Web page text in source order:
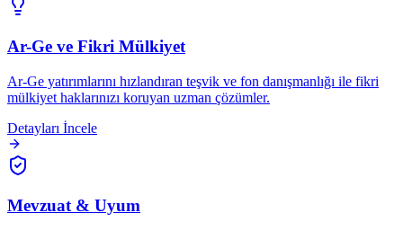
Ar-Ge ve Fikri Mülkiyet
Ar-Ge yatırımlarını hızlandıran teşvik ve fon danışmanlığı ile fikri
mülkiyet haklarınızı koruyan uzman çözümler.
Detayları İncele
Mevzuat & Uyum